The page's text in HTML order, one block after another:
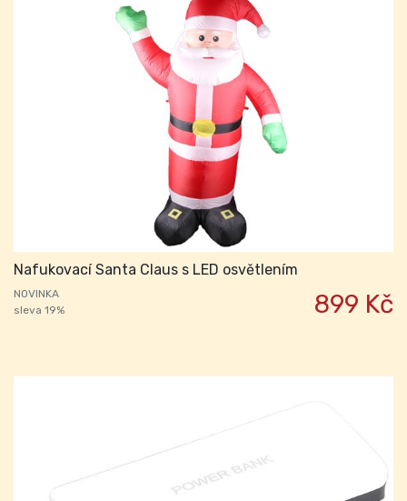
Nafukovací Santa Claus s LED osvětlením
NOVINKA
sleva 19%
899 Kč